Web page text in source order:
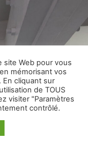
site Web pour vous
mémorisant vos
cliquant sur
de TOUS
visiter "Paramètres
contrôlé.